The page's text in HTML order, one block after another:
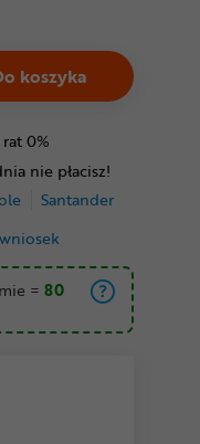
0%
nie płacisz!
Santander
koszyka
= 80